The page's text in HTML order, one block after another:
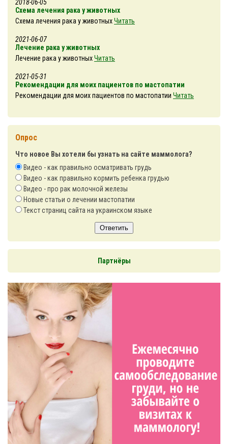
2018-06-05
Схема лечения рака у животных
Схема лечения рака у животныхЧитать
2021-06-07
Лечение рака у животных
Лечение рака у животныхЧитать
2021-05-31
Рекомендации для моих пациентов по мастопатии
Рекомендации для моих пациентов по мастопатии Читать
Опрос
Что новое Вы хотели бы узнать на сайте маммолога?
Видео - как правильно осматривать грудь
Видео - как правильно кормить ребенка грудью
Видео - про рак молочной железы
Новые статьи о лечении мастопатии
Текст страниц сайта на украинском языке
Ответить
Партнёры